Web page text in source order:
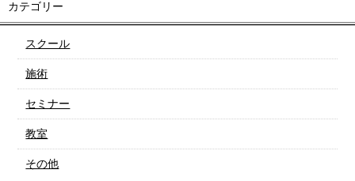
カテゴリー
スクール
施術
セミナー
教室
その他